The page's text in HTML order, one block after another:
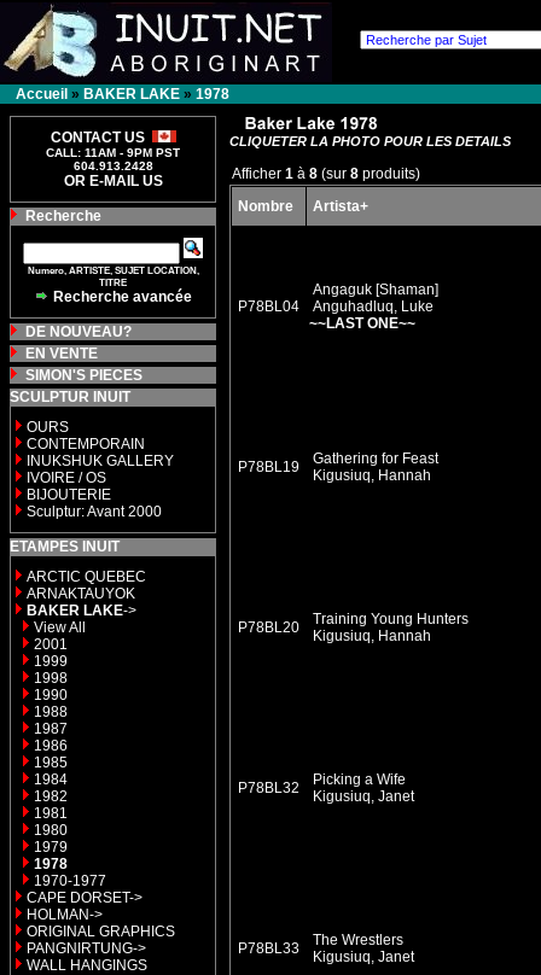
Accueil » BAKER LAKE » 1978
CONTACT US
CALL: 11AM - 9PM PST
604.913.2428
OR E-MAIL US
Recherche
Numero, ARTISTE, SUJET LOCATION,
TITRE
Recherche avancée
DE NOUVEAU?
EN VENTE
SIMON'S PIECES
SCULPTUR INUIT
OURS
CONTEMPORAIN
INUKSHUK GALLERY
IVOIRE / OS
BIJOUTERIE
Sculptur: Avant 2000
ETAMPES INUIT
ARCTIC QUEBEC
ARNAKTAUYOK
BAKER LAKE->
View All
2001
1999
1998
1990
1988
1987
1986
1985
1984
1982
1981
1980
1979
1978
1970-1977
CAPE DORSET->
HOLMAN->
ORIGINAL GRAPHICS
PANGNIRTUNG->
WALL HANGINGS
CLIQUETER LA PHOTO POUR LES DETAILS
Afficher 1 à 8 (sur 8 produits)
Nombre
Artista+
P78BL04
Angaguk [Shaman]
Anguhadluq, Luke
~~LAST ONE~~
P78BL19
Gathering for Feast
Kigusiuq, Hannah
P78BL20
Training Young Hunters
Kigusiuq, Hannah
P78BL32
Picking a Wife
Kigusiuq, Janet
P78BL33
The Wrestlers
Kigusiuq, Janet